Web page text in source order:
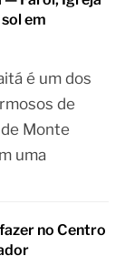
em
é um dos
de
Monte
uma
no Centro